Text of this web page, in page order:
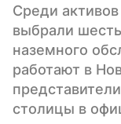
Среди
выбрали
наземного
работают в
столицы в